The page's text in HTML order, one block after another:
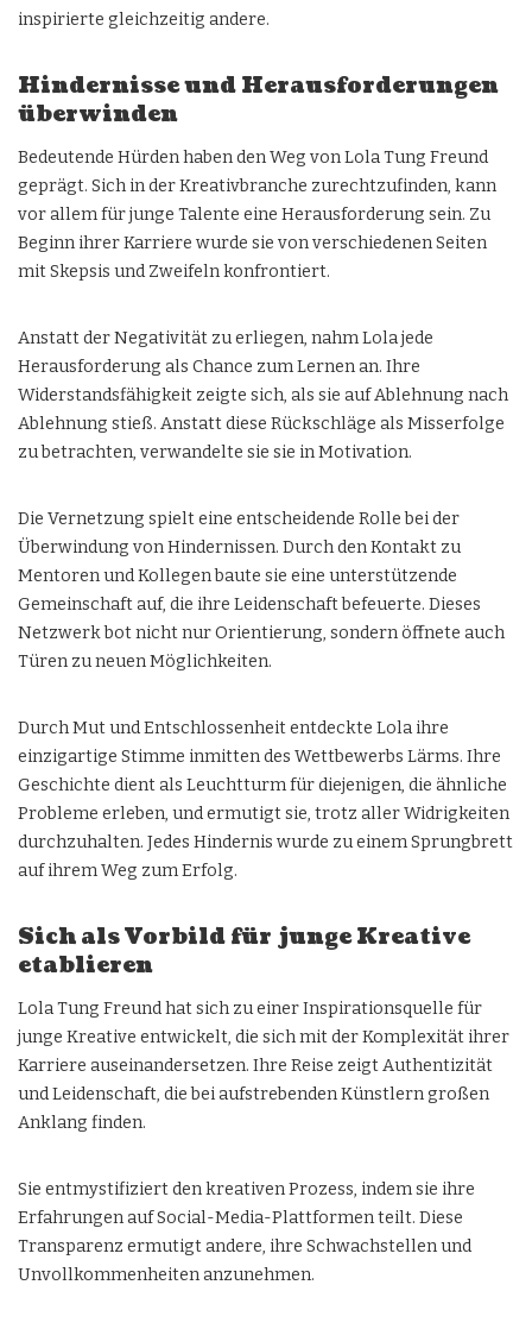
inspirierte gleichzeitig andere.
Hindernisse und Herausforderungen
überwinden
Bedeutende Hürden haben den Weg von Lola Tung Freund
geprägt. Sich in der Kreativbranche zurechtzufinden, kann
vor allem für junge Talente eine Herausforderung sein. Zu
Beginn ihrer Karriere wurde sie von verschiedenen Seiten
mit Skepsis und Zweifeln konfrontiert.
Anstatt der Negativität zu erliegen, nahm Lola jede
Herausforderung als Chance zum Lernen an. Ihre
Widerstandsfähigkeit zeigte sich, als sie auf Ablehnung nach
Ablehnung stieß. Anstatt diese Rückschläge als Misserfolge
zu betrachten, verwandelte sie sie in Motivation.
Die Vernetzung spielt eine entscheidende Rolle bei der
Überwindung von Hindernissen. Durch den Kontakt zu
Mentoren und Kollegen baute sie eine unterstützende
Gemeinschaft auf, die ihre Leidenschaft befeuerte. Dieses
Netzwerk bot nicht nur Orientierung, sondern öffnete auch
Türen zu neuen Möglichkeiten.
Durch Mut und Entschlossenheit entdeckte Lola ihre
einzigartige Stimme inmitten des Wettbewerbs Lärms. Ihre
Geschichte dient als Leuchtturm für diejenigen, die ähnliche
Probleme erleben, und ermutigt sie, trotz aller Widrigkeiten
durchzuhalten. Jedes Hindernis wurde zu einem Sprungbrett
auf ihrem Weg zum Erfolg.
Sich als Vorbild für junge Kreative
etablieren
Lola Tung Freund hat sich zu einer Inspirationsquelle für
junge Kreative entwickelt, die sich mit der Komplexität ihrer
Karriere auseinandersetzen. Ihre Reise zeigt Authentizität
und Leidenschaft, die bei aufstrebenden Künstlern großen
Anklang finden.
Sie entmystifiziert den kreativen Prozess, indem sie ihre
Erfahrungen auf Social-Media-Plattformen teilt. Diese
Transparenz ermutigt andere, ihre Schwachstellen und
Unvollkommenheiten anzunehmen.